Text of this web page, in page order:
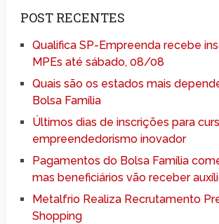
POST RECENTES
Qualifica SP-Empreenda recebe
MPEs até sábado, 08/08
Quais são os estados mais
Bolsa Família
Últimos dias de inscrições para
empreendedorismo inovador
Pagamentos do Bolsa Família
mas beneficiários vão receber
Metalfrio Realiza Recrutamento
Shopping